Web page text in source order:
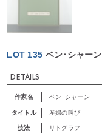
LOT 135 ベン･シャーン
DETAILS
作家名 ベン･シャーン
タイトル 産婦の叫び
技法 リトグラフ